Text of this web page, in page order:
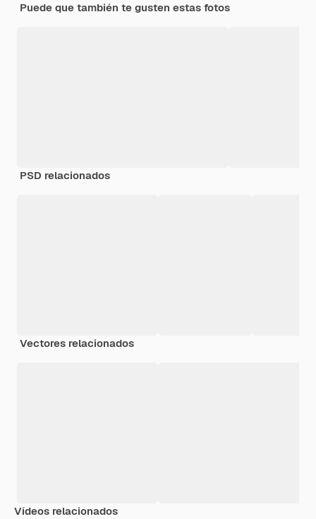
Puede que también te gusten estas fotos
PSD relacionados
Vectores relacionados
Vídeos relacionados